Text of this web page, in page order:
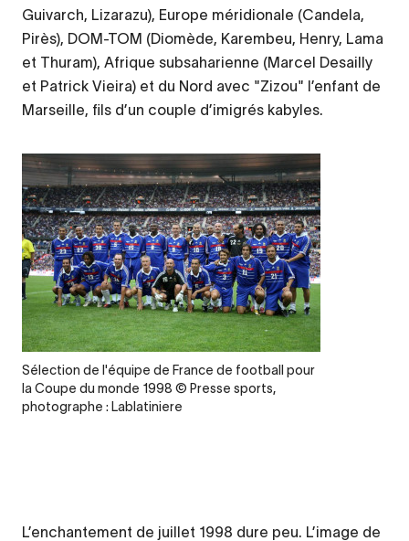
Guivarch, Lizarazu), Europe méridionale (Candela,
Pirès), DOM-TOM (Diomède, Karembeu, Henry, Lama
et Thuram), Afrique subsaharienne (Marcel Desailly
et Patrick Vieira) et du Nord avec "Zizou" l’enfant de
Marseille, fils d’un couple d’imigrés kabyles.
Legende
Sélection de l'équipe de France de football pour
la Coupe du monde 1998 © Presse sports,
photographe : Lablatiniere
L’enchantement de juillet 1998 dure peu. L’image de